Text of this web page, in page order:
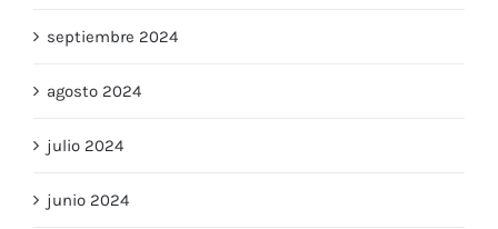
septiembre 2024
agosto 2024
julio 2024
junio 2024